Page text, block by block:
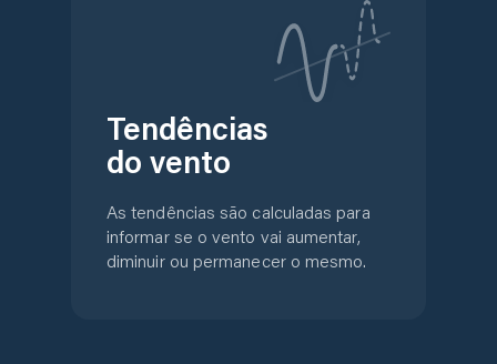
Tendências
do vento
As tendências são calculadas para
informar se o vento vai aumentar,
diminuir ou permanecer o mesmo.